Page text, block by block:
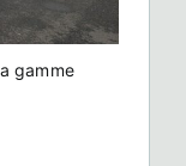
gamme